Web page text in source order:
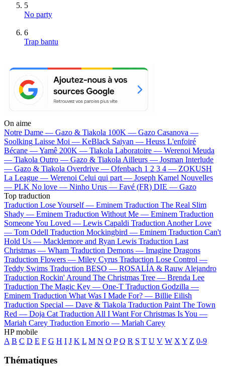
5
No party
6
Trap bantu
On aime
Notre Dame — Gazo & Tiakola 100K — Gazo Casanova —
Soolking Laisse Moi — KeBlack Saiyan — Heuss L'enfoiré
Bécane —Yamê 200K — Tiakola Laboratoire — Werenoi Meuda
— Tiakola Outro — Gazo & Tiakola Ailleurs — Josman Interlude
— Gazo & Tiakola Overdrive — Ofenbach 1 2 3 4 — ZOKUSH
La League — Werenoi Celui qui part — Joseph Kamel Nouvelles
— PLK No love — Ninho Urus — Favé (FR) DIE — Gazo
Top traduction
Traduction Lose Yourself — Eminem Traduction The Real Slim
Shady — Eminem Traduction Without Me — Eminem Traduction
Someone You Loved — Lewis Capaldi Traduction Another Love
— Tom Odell Traduction Mockingbird — Eminem Traduction Can't
Hold Us — Macklemore and Ryan Lewis Traduction Last
Christmas — Wham Traduction Demons — Imagine Dragons
Traduction Flowers — Miley Cyrus Traduction Lose Control —
Teddy Swims Traduction BESO — ROSALÍA & Rauw Alejandro
Traduction Rockin' Around The Christmas Tree — Brenda Lee
Traduction The Magic Key — One-T Traduction Godzilla —
Eminem Traduction What Was I Made For? — Billie Eilish
Traduction Special — Dave & Tiakola Traduction Paint The Town
Red — Doja Cat Traduction All I Want For Christmas Is You —
Mariah Carey Traduction Emorio — Mariah Carey
HP mobile
A B C D E F G H I J K L M N O P Q R S T U V W X Y Z 0-9
Thématiques